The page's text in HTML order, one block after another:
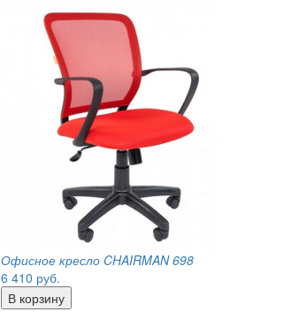
Офисное кресло CHAIRMAN 698
6 410 руб.